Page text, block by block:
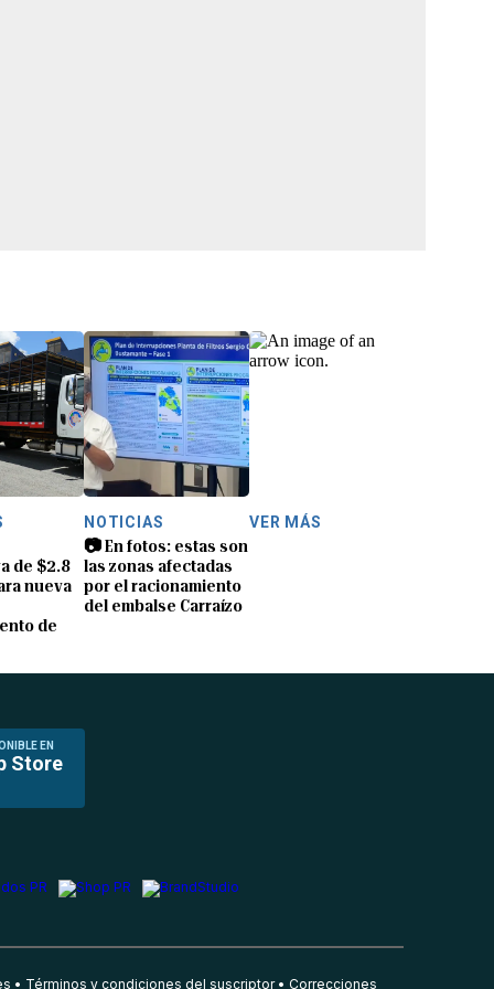
de $2.8
nueva
de
NOTICIAS
📷 En fotos: estas son
las zonas afectadas
por el racionamiento
del embalse Carraízo
VER MÁS
EN
Store
Términos y condiciones del suscriptor Correcciones